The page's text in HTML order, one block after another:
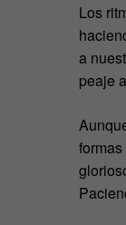
Los
a
peaje